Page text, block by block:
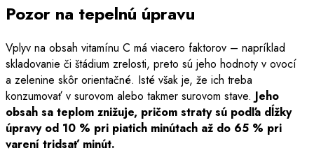
Pozor na tepelnú úpravu
Vplyv na obsah vitamínu C má viacero faktorov – napríklad
skladovanie či štádium zrelosti, preto sú jeho hodnoty v ovocí
a zelenine skôr orientačné. Isté však je, že ich treba
konzumovať v surovom alebo takmer surovom stave. Jeho
obsah sa teplom znižuje, pričom straty sú podľa dĺžky
úpravy od 10 % pri piatich minútach až do 65 % pri
varení tridsať minút.